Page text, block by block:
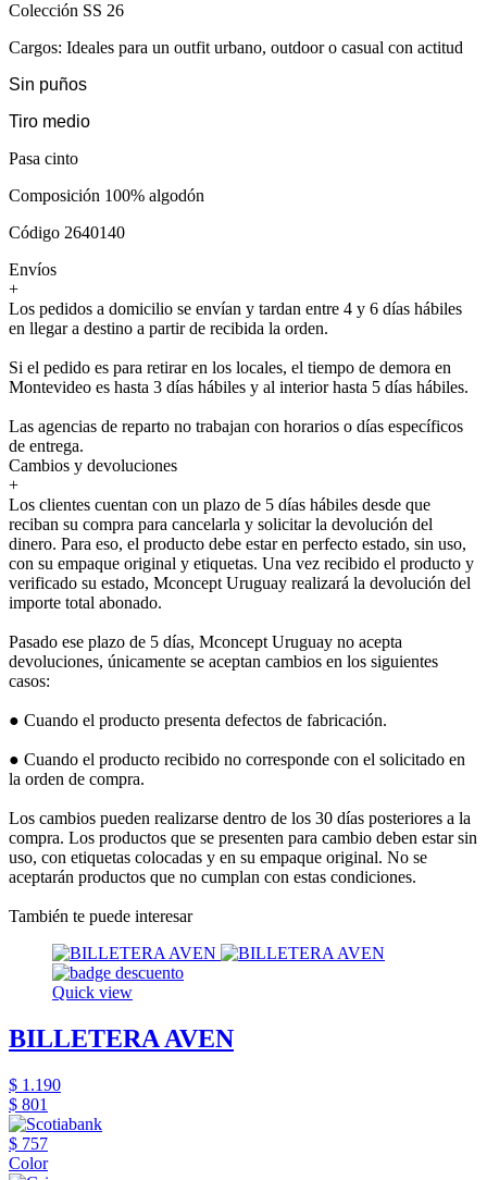
Colección SS 26
Cargos: Ideales para un outfit urbano, outdoor o casual con actitud
Sin puños
Tiro medio
Pasa cinto
Composición 100% algodón
Código 2640140
Envíos
+
Los pedidos a domicilio se envían y tardan entre 4 y 6 días hábiles
en llegar a destino a partir de recibida la orden.
Si el pedido es para retirar en los locales, el tiempo de demora en
Montevideo es hasta 3 días hábiles y al interior hasta 5 días hábiles.
Las agencias de reparto no trabajan con horarios o días específicos
de entrega.
Cambios y devoluciones
+
Los clientes cuentan con un plazo de 5 días hábiles desde que
reciban su compra para cancelarla y solicitar la devolución del
dinero. Para eso, el producto debe estar en perfecto estado, sin uso,
con su empaque original y etiquetas. Una vez recibido el producto y
verificado su estado, Mconcept Uruguay realizará la devolución del
importe total abonado.
Pasado ese plazo de 5 días, Mconcept Uruguay no acepta
devoluciones, únicamente se aceptan cambios en los siguientes
casos:
● Cuando el producto presenta defectos de fabricación.
● Cuando el producto recibido no corresponde con el solicitado en
la orden de compra.
Los cambios pueden realizarse dentro de los 30 días posteriores a la
compra. Los productos que se presenten para cambio deben estar sin
uso, con etiquetas colocadas y en su empaque original. No se
aceptarán productos que no cumplan con estas condiciones.
También te puede interesar
Quick view
BILLETERA AVEN
$ 1.190
$ 801
$ 757
Color